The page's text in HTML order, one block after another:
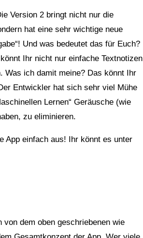
Version 2 bringt nicht nur die
hat eine sehr wichtige neue
Und was bedeutet das für Euch?
Ihr nicht nur einfache Textnotizen
Was ich damit meine? Das könnt Ihr
Entwickler hat sich sehr viel Mühe
Lernen“ Geräusche (wie
zu eliminieren.
App einfach aus! Ihr könnt es unter
von dem oben geschriebenen wie